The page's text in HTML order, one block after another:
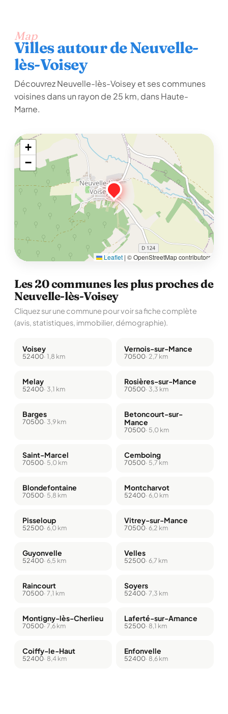
Map
Villes autour de Neuvelle-
lès-Voisey
Découvrez Neuvelle-lès-Voisey et ses communes
voisines dans un rayon de 25 km, dans Haute-
Marne.
+
−
Leaflet | © OpenStreetMap contributors
Les 20 communes les plus proches de
Neuvelle-lès-Voisey
Cliquez sur une commune pour voir sa fiche complète
(avis, statistiques, immobilier, démographie).
Voisey
52400· 1,8 km
Vernois-sur-Mance
70500· 2,7 km
Melay
52400· 3,1 km
Rosières-sur-Mance
70500· 3,3 km
Barges
70500· 3,9 km
Betoncourt-sur-
Mance
70500· 5,0 km
Saint-Marcel
70500· 5,0 km
Cemboing
70500· 5,7 km
Blondefontaine
70500· 5,8 km
Montcharvot
52400· 6,0 km
Pisseloup
52500· 6,0 km
Vitrey-sur-Mance
70500· 6,2 km
Guyonvelle
52400· 6,5 km
Velles
52500· 6,7 km
Raincourt
70500· 7,1 km
Soyers
52400· 7,3 km
Montigny-lès-Cherlieu
70500· 7,6 km
Laferté-sur-Amance
52500· 8,1 km
Coiffy-le-Haut
52400· 8,4 km
Enfonvelle
52400· 8,6 km